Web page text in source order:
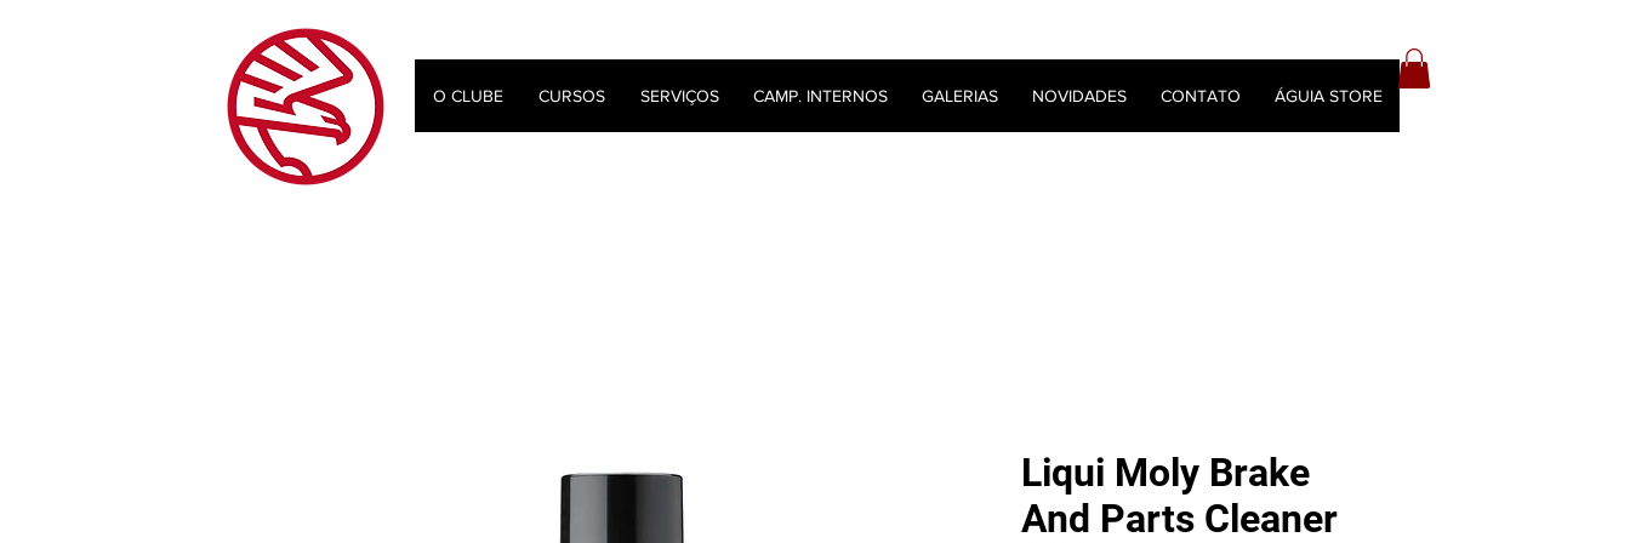
O CLUBE CURSOS SERVIÇOS CAMP. INTERNOS GALERIAS NOVIDADES CONTATO ÁGUIA STORE
Liqui Moly Brake
And Parts Cleaner